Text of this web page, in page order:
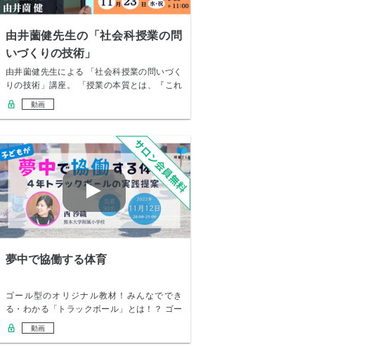
由井薗健先生の「社会科授業の問
いづくりの技術」
由井薗健先生による 「社会科授業の問いづく
りの技術」講座。 「授業の本質とは、『これ
だけは…
動画
夢中で協働する体育
ゴール型のオリジナル教材！みんなででき
る・わかる「トラックボール」とは！？ ゴー
ル型の授業…
動画